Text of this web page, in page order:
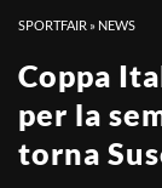
SPORTFAIR » NEWS
Coppa
per la
torna